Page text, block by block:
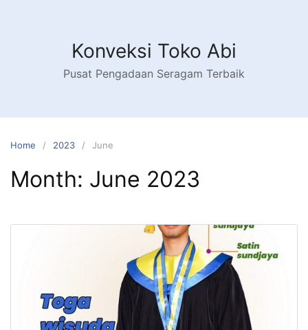
Konveksi Toko Abi
Pusat Pengadaan Seragam Terbaik
Home 2023 June
Month: June 2023